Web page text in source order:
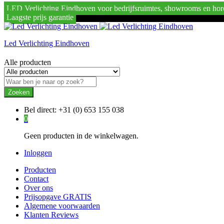
LED Verlichting Eindhoven voor bedrijfsruimtes, showrooms en
Laagste prijs garantie
Led Verlichting Eindhoven
Alle producten
Zoeken
Bel direct: +31 (0) 653 155 038
0
Geen producten in de winkelwagen.
Inloggen
Producten
Contact
Over ons
Prijsopgave GRATIS
Algemene voorwaarden
Klanten Reviews